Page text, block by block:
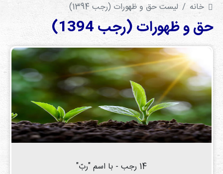
پژوهش
های
میان
رشته
ای
استاد
فاطمه
میرزایی
سی
دی
خانه لیست حق و ظهورات (رجب 1394)
حق و ظهورات (رجب 1394)
14 رجب - با اسم "ربّ"